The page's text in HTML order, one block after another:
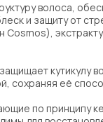
волоса,
и защиту от
кутикулу
сохраняя её
по принципу